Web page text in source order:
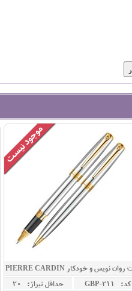
ست روان نویس و خودکار PIERRE CARDIN
مدل LEO
کد: GBP-211
حداقل تيراژ: 20